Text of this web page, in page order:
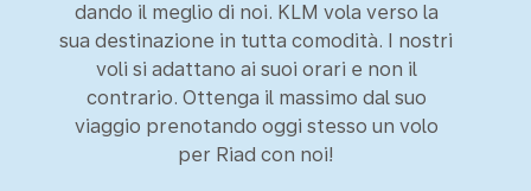
dando il meglio di noi. KLM vola verso la
sua destinazione in tutta comodità. I nostri
voli si adattano ai suoi orari e non il
contrario. Ottenga il massimo dal suo
viaggio prenotando oggi stesso un volo
per Riad con noi!